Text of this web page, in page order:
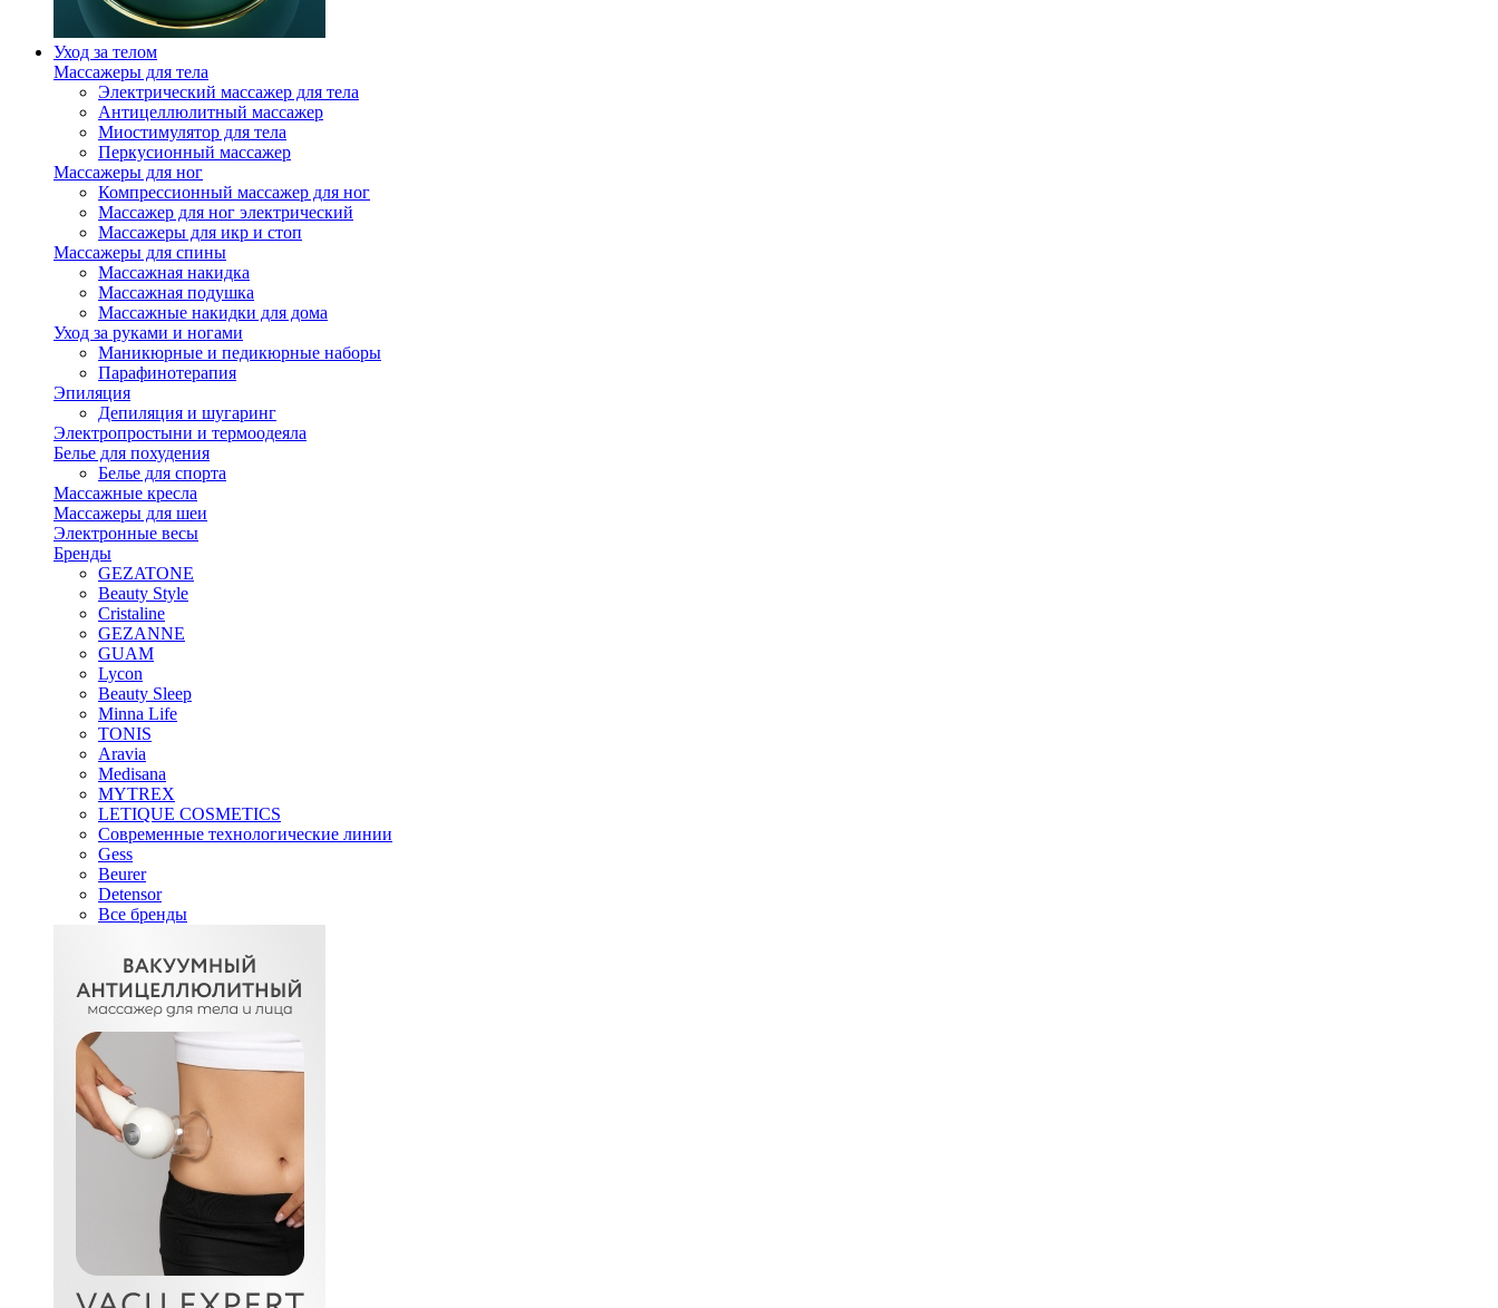
Уход за телом
Массажеры для тела
Электрический массажер для тела
Антицеллюлитный массажер
Миостимулятор для тела
Перкусионный массажер
Массажеры для ног
Компрессионный массажер для ног
Массажер для ног электрический
Массажеры для икр и стоп
Массажеры для спины
Массажная накидка
Массажная подушка
Массажные накидки для дома
Уход за руками и ногами
Маникюрные и педикюрные наборы
Парафинотерапия
Эпиляция
Депиляция и шугаринг
Электропростыни и термоодеяла
Белье для похудения
Белье для спорта
Массажные кресла
Массажеры для шеи
Электронные весы
Бренды
GEZATONE
Beauty Style
Cristaline
GEZANNE
GUAM
Lycon
Beauty Sleep
Minna Life
TONIS
Aravia
Medisana
MYTREX
LETIQUE COSMETICS
Современные технологические линии
Gess
Beurer
Detensor
Все бренды